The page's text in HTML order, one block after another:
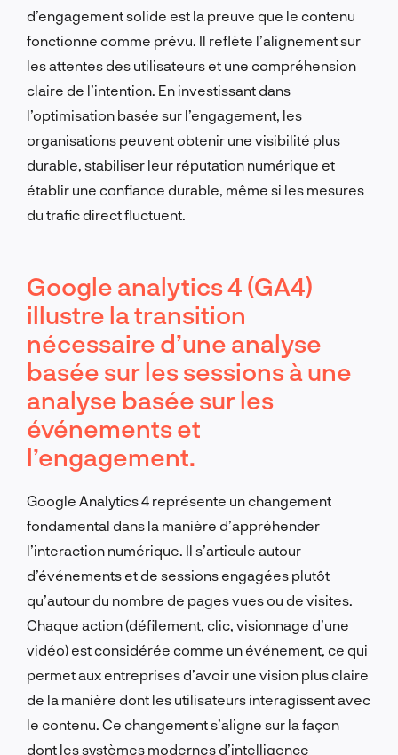
d’engagement solide est la preuve que le contenu
fonctionne comme prévu. Il reflète l’alignement sur
les attentes des utilisateurs et une compréhension
claire de l’intention. En investissant dans
l’optimisation basée sur l’engagement, les
organisations peuvent obtenir une visibilité plus
durable, stabiliser leur réputation numérique et
établir une confiance durable, même si les mesures
du trafic direct fluctuent.
Google analytics 4 (GA4)
illustre la transition
nécessaire d’une analyse
basée sur les sessions à une
analyse basée sur les
événements et
l’engagement.
Google Analytics 4 représente un changement
fondamental dans la manière d’appréhender
l’interaction numérique. Il s’articule autour
d’événements et de sessions engagées plutôt
qu’autour du nombre de pages vues ou de visites.
Chaque action (défilement, clic, visionnage d’une
vidéo) est considérée comme un événement, ce qui
permet aux entreprises d’avoir une vision plus claire
de la manière dont les utilisateurs interagissent avec
le contenu. Ce changement s’aligne sur la façon
dont les systèmes modernes d’intelligence